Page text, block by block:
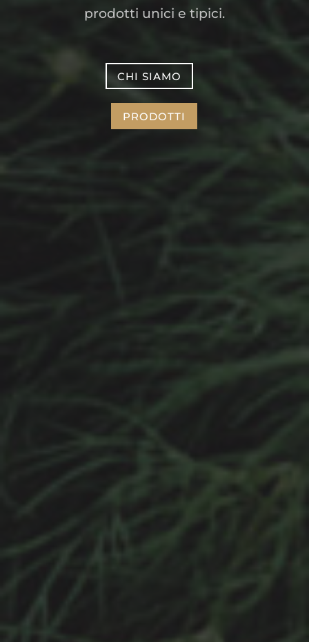
prodotti unici e tipici.
CHI SIAMO
PRODOTTI